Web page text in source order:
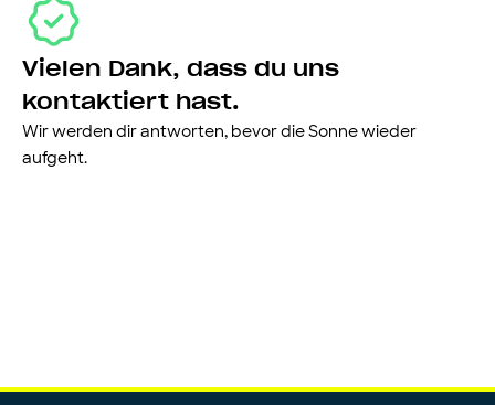
Vielen Dank, dass du uns
kontaktiert hast.
Wir werden dir antworten, bevor die Sonne wieder
aufgeht.